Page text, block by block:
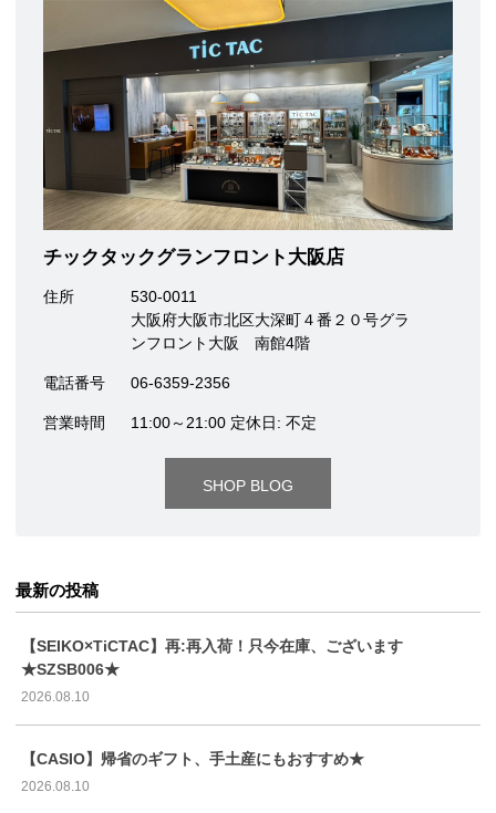
チックタックグランフロント大阪店
住所
530-0011
大阪府大阪市北区大深町４番２０号グラ
ンフロント大阪 南館4階
電話番号 06-6359-2356
営業時間 11:00～21:00 定休日: 不定
SHOP BLOG
最新の投稿
【SEIKO×TiCTAC】再:再入荷！只今在庫、ございます
★SZSB006★
2026.08.10
【CASIO】帰省のギフト、手土産にもおすすめ★
2026.08.10